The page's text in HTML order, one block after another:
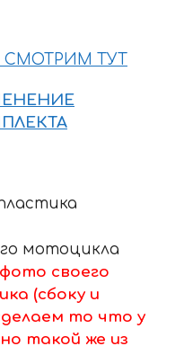
СМОТРИМ ТУТ
мотоцикла
своего
(сбоку и
то что у
такой же из